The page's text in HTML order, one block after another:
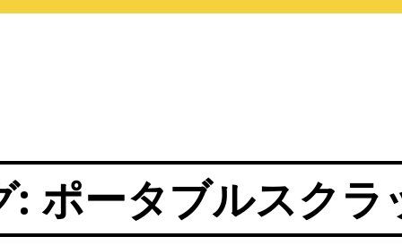
: ポータブルスクラ